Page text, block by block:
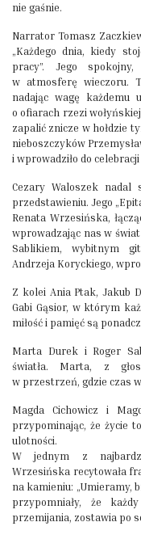
nie gaśnie.
Narrator Tomasz
„Każdego dnia, kiedy
pracy”. Jego
w atmosferę wieczoru.
nadając wagę każdemu
o ofiarach rzezi
zapalić znicze w hołdzie
nieboszczyków
i wprowadziło do celebracji
Cezary Waloszek nadal
przedstawieniu. Jego
Renata Wrzesińska,
wprowadzając nas w
Sablikiem, wybitnym
Andrzeja Koryckiego,
Z kolei Ania Ptak, Jakub
Gabi Gąsior, w którym
miłość i pamięć są
Marta Durek i Roger
światła. Marta, z
w przestrzeń, gdzie czas
Magda Cichowicz i
przypominając, że życie
ulotności.
W jednym z
Wrzesińska recytowała
na kamieniu: „Umieramy,
przypomniały, że
przemijania, zostawia po